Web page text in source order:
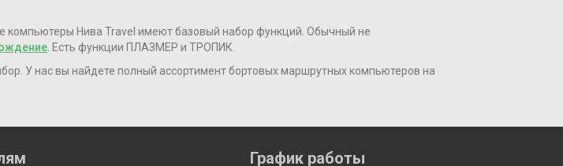
компьютеры Нива Travel имеют базовый набор функций. Обычный не
. Есть функции ПЛАЗМЕР и ТРОПИК.
У нас вы найдете полный ассортимент бортовых маршрутных компьютеров на
График работы